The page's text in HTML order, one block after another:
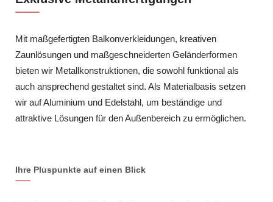
Mit maßgefertigten Balkonverkleidungen, kreativen
Zaunlösungen und maßgeschneiderten Geländerformen
bieten wir Metallkonstruktionen, die sowohl funktional als
auch ansprechend gestaltet sind. Als Materialbasis setzen
wir auf Aluminium und Edelstahl, um beständige und
attraktive Lösungen für den Außenbereich zu ermöglichen.
Ihre Pluspunkte auf einen Blick